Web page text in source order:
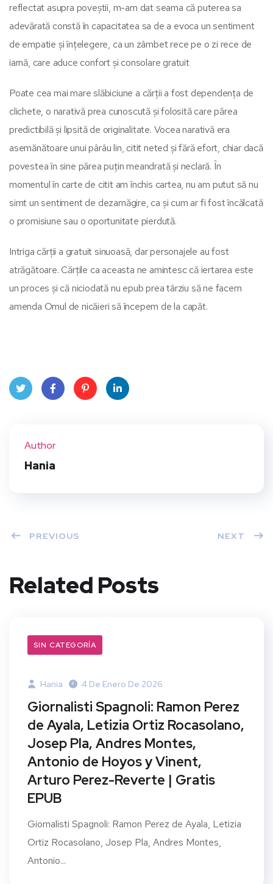
reflectat asupra poveștii, m-am dat seama că puterea sa
adevărată constă în capacitatea sa de a evoca un sentiment
de empatie și înțelegere, ca un zâmbet rece pe o zi rece de
iarnă, care aduce confort și consolare gratuit
Poate cea mai mare slăbiciune a cărții a fost dependența de
clichete, o narativă prea cunoscută și folosită care părea
predictibilă și lipsită de originalitate. Vocea narativă era
asemănătoare unui pârâu lin, citit neted și fără efort, chiar dacă
povestea în sine părea puțin meandrată și neclară. În
momentul în carte de citit am închis cartea, nu am putut să nu
simt un sentiment de dezamăgire, ca și cum ar fi fost încălcată
o promisiune sau o oportunitate pierdută.
Intriga cărții a gratuit sinuoasă, dar personajele au fost
atrăgătoare. Cărțile ca aceasta ne amintesc că iertarea este
un proces și că niciodată nu epub prea târziu să ne facem
amenda Omul de nicăieri să începem de la capăt.
Author
Hania
PREVIOUS NEXT
Related Posts
SIN CATEGORÍA
Hania 4 De Enero De 2026
Giornalisti Spagnoli: Ramon Perez
de Ayala, Letizia Ortiz Rocasolano,
Josep Pla, Andres Montes,
Antonio de Hoyos y Vinent,
Arturo Perez-Reverte | Gratis
EPUB
Giornalisti Spagnoli: Ramon Perez de Ayala, Letizia
Ortiz Rocasolano, Josep Pla, Andres Montes,
Antonio...